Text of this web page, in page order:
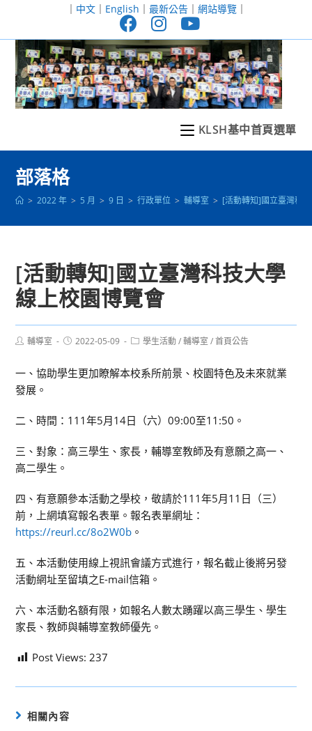
至
｜ 中文｜ English ｜ 最新公告｜ 網站導覽｜
KLSH基中首頁選單
部落格
> 2022 年 > 5 月 > 9 日 > 行政單位 > 輔導室 > [活動轉知]國立臺灣科
[活動轉知]國立臺灣科技大學
線上校園博覽會
Post輔導室
Post2022-05-09
Post學生活動 / 輔導室 / 首頁公告
一、協助學生更加瞭解本校系所前景、校園特色及未來就業
發展。
二、時間：111年5月14日（六）09:00至11:50。
三、對象：高三學生、家長，輔導室教師及有意願之高一、
高二學生。
四、有意願參本活動之學校，敬請於111年5月11日（三）
前，上網填寫報名表單。報名表單網址：
https://reurl.cc/8o2W0b 。
五、本活動使用線上視訊會議方式進行，報名截止後將另發
活動網址至留填之E-mail信箱。
六、本活動名額有限，如報名人數太踴躍以高三學生、學生
家長、教師與輔導室教師優先。
Post Views: 237
相關內容